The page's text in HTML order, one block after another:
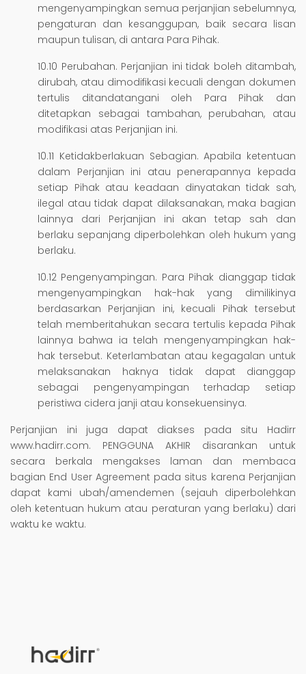
mengenyampingkan semua perjanjian sebelumnya,
pengaturan dan kesanggupan, baik secara lisan
maupun tulisan, di antara Para Pihak.
10.10 Perubahan. Perjanjian ini tidak boleh ditambah,
dirubah, atau dimodifikasi kecuali dengan dokumen
tertulis ditandatangani oleh Para Pihak dan
ditetapkan sebagai tambahan, perubahan, atau
modifikasi atas Perjanjian ini.
10.11 Ketidakberlakuan Sebagian. Apabila ketentuan
dalam Perjanjian ini atau penerapannya kepada
setiap Pihak atau keadaan dinyatakan tidak sah,
ilegal atau tidak dapat dilaksanakan, maka bagian
lainnya dari Perjanjian ini akan tetap sah dan
berlaku sepanjang diperbolehkan oleh hukum yang
berlaku.
10.12 Pengenyampingan. Para Pihak dianggap tidak
mengenyampingkan hak-hak yang dimilikinya
berdasarkan Perjanjian ini, kecuali Pihak tersebut
telah memberitahukan secara tertulis kepada Pihak
lainnya bahwa ia telah mengenyampingkan hak-
hak tersebut. Keterlambatan atau kegagalan untuk
melaksanakan haknya tidak dapat dianggap
sebagai pengenyampingan terhadap setiap
peristiwa cidera janji atau konsekuensinya.
Perjanjian ini juga dapat diakses pada situ Hadirr
www.hadirr.com. PENGGUNA AKHIR disarankan untuk
secara berkala mengakses laman dan membaca
bagian End User Agreement pada situs karena Perjanjian
dapat kami ubah/amendemen (sejauh diperbolehkan
oleh ketentuan hukum atau peraturan yang berlaku) dari
waktu ke waktu.